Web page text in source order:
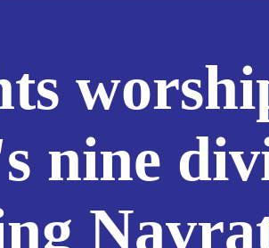
nine